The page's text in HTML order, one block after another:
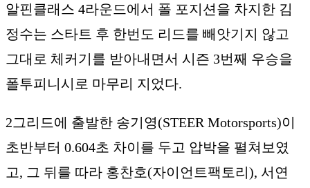
알핀클래스 4라운드에서 폴 포지션을 차지한 김
정수는 스타트 후 한번도 리드를 빼앗기지 않고
그대로 체커기를 받아내면서 시즌 3번째 우승을
폴투피니시로 마무리 지었다.
2그리드에 출발한 송기영(STEER Motorsports)이
초반부터 0.604초 차이를 두고 압박을 펼쳐보였
고, 그 뒤를 따라 홍찬호(자이언트팩토리), 서연